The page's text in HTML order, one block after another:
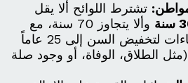
تشترط اللوائح ألا يقل
وألا يتجاوز 70 سنة، مع
إمكانية منح استثناءات لتخفيض السن إلى 25 عاماً
الطلاق، الوفاة، أو وجود صلة